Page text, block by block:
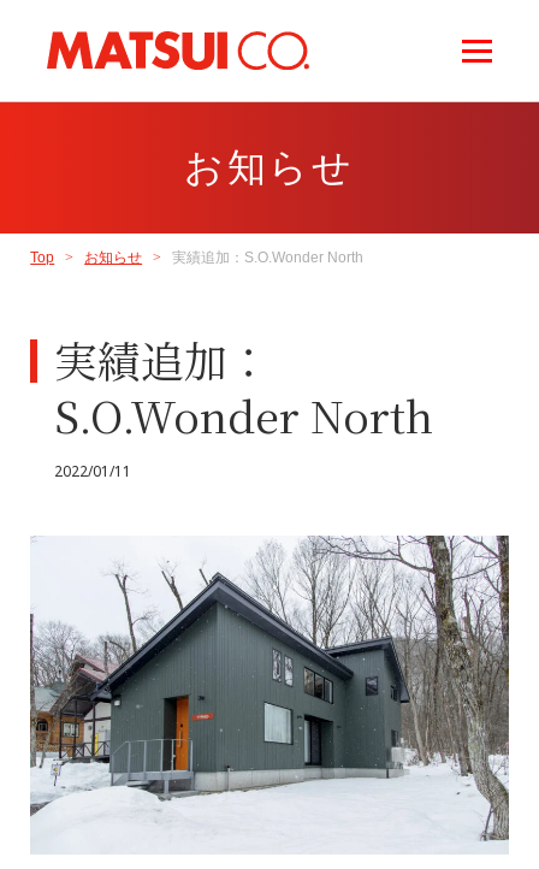
お知らせ
Top お知らせ 実績追加：S.O.Wonder North
実績追加：
S.O.Wonder North
2022/01/11